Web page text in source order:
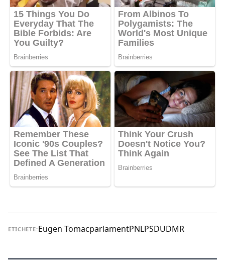
ETICHETE:Eugen TomacparlamentPNLPSDUDMR